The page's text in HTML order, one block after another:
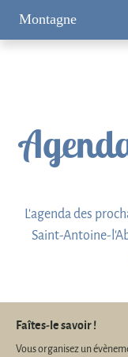
Montagne
L'agenda des
Saint-Antoine-
Faîtes-le savoir !
Vous organisez un